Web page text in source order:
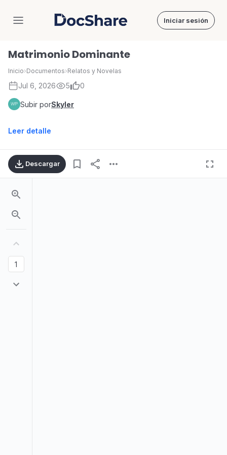
DocShare Iniciar sesión
Matrimonio Dominante
Inicio›Documentos›Relatos y Novelas
Jul 6, 2026 5 0
Subir porSkyler
Leer detalle
Descargar